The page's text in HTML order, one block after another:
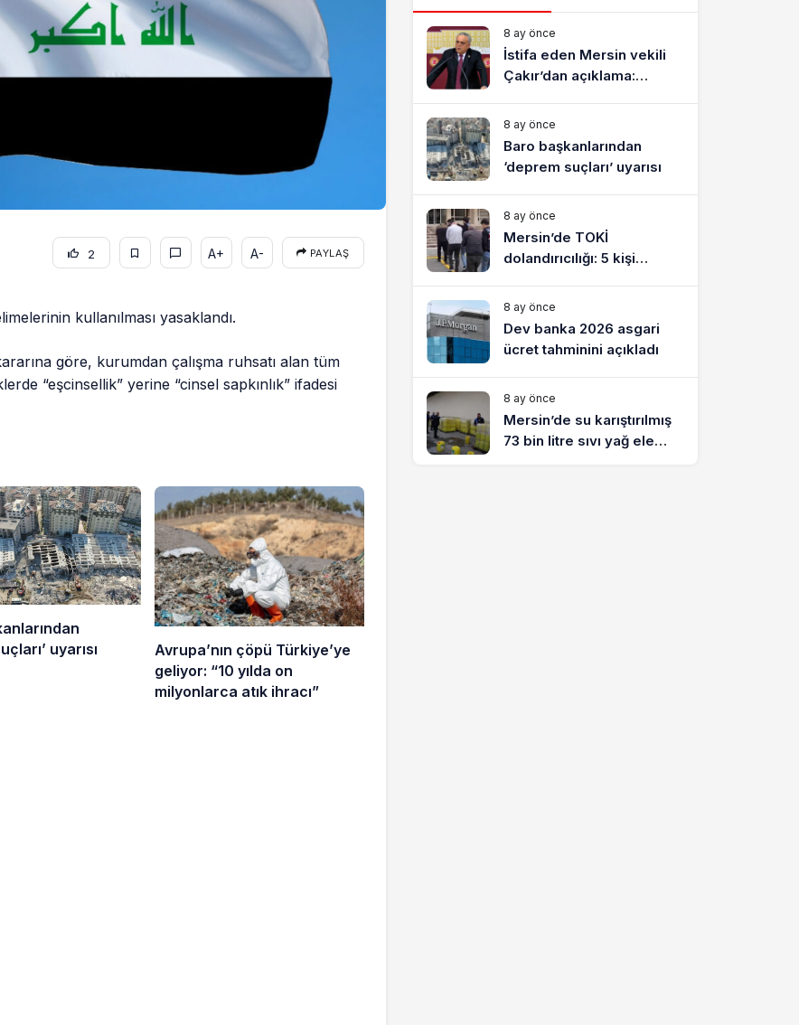
2 A+ A- PAYLAŞ
kullanılması yasaklandı.
göre, kurumdan çalışma ruhsatı alan tüm
“eşcinsellik” yerine “cinsel sapkınlık” ifadesi
uyarısı
Avrupa’nın çöpü Türkiye’ye
geliyor: “10 yılda on
milyonlarca atık ihracı”
8 ay önce
İstifa eden Mersin vekili
Çakır’dan açıklama:
adamların önüne gelip
ifade vermez”
8 ay önce
Baro başkanlarından
‘deprem suçları’ uyarısı
8 ay önce
Mersin’de TOKİ
dolandırıcılığı: 5 kişi
8 ay önce
Dev banka 2026 asgari
ücret tahminini açıkladı
8 ay önce
Mersin’de su karıştırılmış
73 bin litre sıvı yağ ele